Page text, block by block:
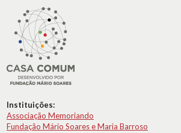
Instituições:
Associação Memoriando
Fundação Mário Soares e Maria Barroso